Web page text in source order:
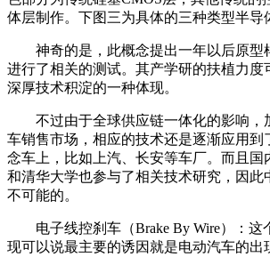
体层制作。下图三为具体的三种类型半导
神奇的是，此概念提出一年以后原型
进行了相关的测试。其产学研的扶植力度
深厚技术积淀的一种体现。
不过由于全球供应链一体化的影响，
车销售市场，相应的技术还是逐渐应用到
念车上，比如上汽、长安等车厂。而且国
和清华大学也参与了相关技术研究，因此
不可能的。
电子线控刹车（Brake By Wire）：这
现可以说最主要的诱因就是电动汽车的出